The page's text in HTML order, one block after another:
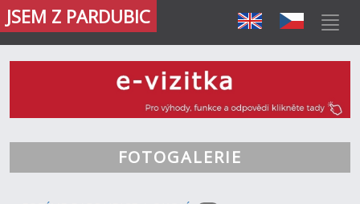
JSEM Z PARDUBIC
FOTOGALERIE